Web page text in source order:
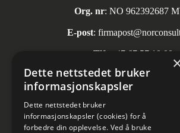
Org. nr: NO 962392687
E-post:
Tlf: +47 67 57 10 00
Automatisk mottak av inngående
Forsidefoto: RASMUS
Dette nettstedet bruker
informasjonskapsler
Dette nettstedet bruker
informasjonskapsler (cookies) for å
forbedre din opplevelse. Ved å bruke